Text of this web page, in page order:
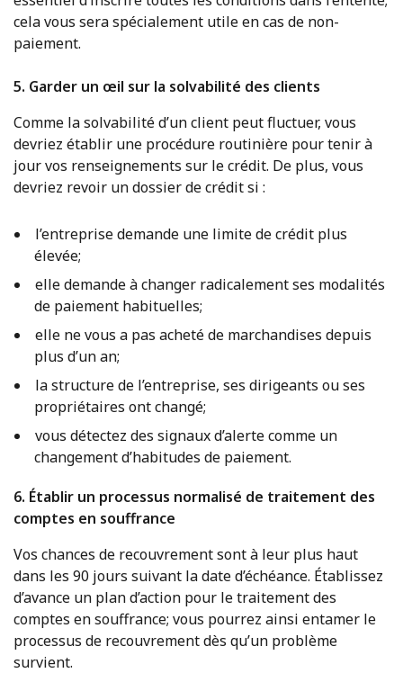
cela vous sera spécialement utile en cas de non-
paiement.
5. Garder un œil sur la solvabilité des clients
Comme la solvabilité d’un client peut fluctuer, vous
devriez établir une procédure routinière pour tenir à
jour vos renseignements sur le crédit. De plus, vous
devriez revoir un dossier de crédit si :
l’entreprise demande une limite de crédit plus
élevée;
elle demande à changer radicalement ses modalités
de paiement habituelles;
elle ne vous a pas acheté de marchandises depuis
plus d’un an;
la structure de l’entreprise, ses dirigeants ou ses
propriétaires ont changé;
vous détectez des signaux d’alerte comme un
changement d’habitudes de paiement.
6. Établir un processus normalisé de traitement des
comptes en souffrance
Vos chances de recouvrement sont à leur plus haut
dans les 90 jours suivant la date d’échéance. Établissez
d’avance un plan d’action pour le traitement des
comptes en souffrance; vous pourrez ainsi entamer le
processus de recouvrement dès qu’un problème
survient.